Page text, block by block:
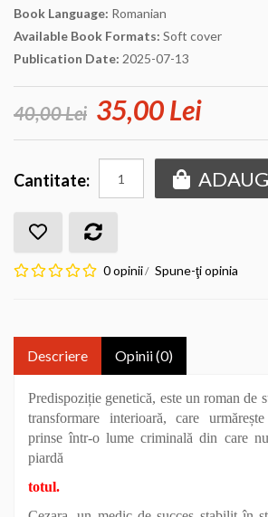
Book Language: Romanian
Available Book Formats: Soft cover
Publication Date: 2025-07-13
40,00 Lei 35,00 Lei
Cantitate:
0 opinii/ Spune-ţi opinia
Descriere Opinii (0)
Predispoziție genetică, este un roman de
transformare interioară, care
prinse într-o lume criminală din care
piardă
totul.